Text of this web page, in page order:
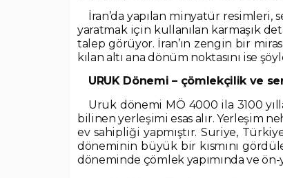
İran’da yapılan minyatür resimleri,
yaratmak için kullanılan karmaşık
talep görüyor. İran’ın zengin bir
kılan altı ana dönüm noktasını ise
URUK Dönemi – çömlekçilik ve
Uruk dönemi MÖ 4000 ila 3100
bilinen yerleşimi esas alır. Yerleşim
ev sahipliği yapmıştır. Suriye,
döneminin büyük bir kısmını
döneminde çömlek yapımında ve